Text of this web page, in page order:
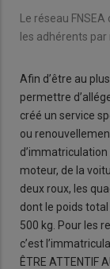
Le réseau
les adhérents
Afin d’être au
permettre
créé un service
ou
moteur, de la
deux roux, les
dont le poids
500 kg. Pour les
c’est
ÊTRE ATTENTIF